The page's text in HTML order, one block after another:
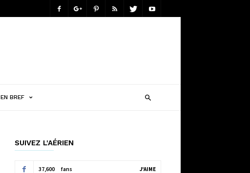
EN BREF
SUIVEZ L'AÉRIEN
37,600 fans J'AIME